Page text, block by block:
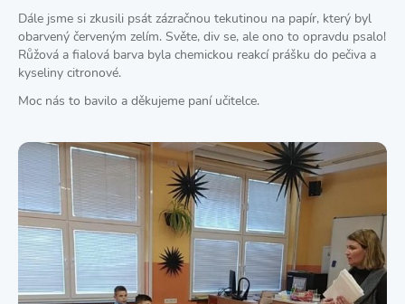
Dále jsme si zkusili psát zázračnou tekutinou na papír, který byl
obarvený červeným zelím. Světe, div se, ale ono to opravdu psalo!
Růžová a fialová barva byla chemickou reakcí prášku do pečiva a
kyseliny citronové.
Moc nás to bavilo a děkujeme paní učitelce.